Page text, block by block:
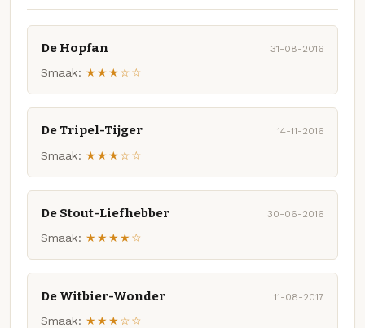
De Hopfan 31-08-2016
Smaak: ★★★☆☆
De Tripel-Tijger 14-11-2016
Smaak: ★★★☆☆
De Stout-Liefhebber 30-06-2016
Smaak: ★★★★☆
De Witbier-Wonder 11-08-2017
Smaak: ★★★☆☆